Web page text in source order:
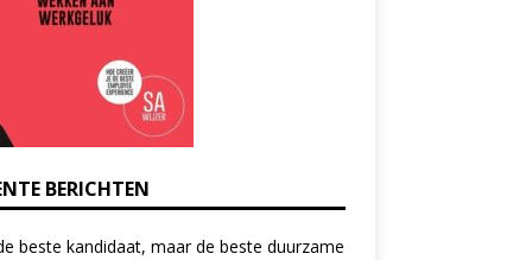
BERICHTEN
beste kandidaat, maar de beste duurzame